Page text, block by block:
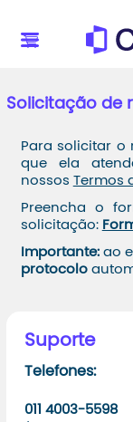
Solicitação de
Para solicitar o
que ela
nossos Termos
Preencha o
solicitação:
Importante: ao
protocolo
Suporte
Telefones:
011 4003-5598